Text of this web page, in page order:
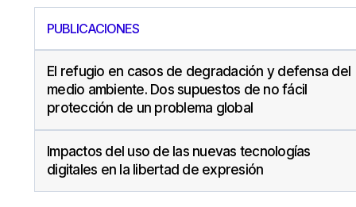
PUBLICACIONES
El refugio en casos de degradación y defensa del
medio ambiente. Dos supuestos de no fácil
protección de un problema global
Impactos del uso de las nuevas tecnologías
digitales en la libertad de expresión